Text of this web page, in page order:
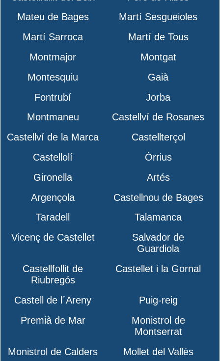
Mateu de Bages
Martí Sesgueioles
Martí Sarroca
Martí de Tous
Montmajor
Montgat
Montesquiu
Gaià
Fontrubí
Jorba
Montmaneu
Castellví de Rosanes
Castellví de la Marca
Castellterçol
Castellolí
Òrrius
Gironella
Artés
Argençola
Castellnou de Bages
Taradell
Talamanca
Vicenç de Castellet
Salvador de
Guardiola
Castellfollit de
Riubregós
Castellet i la Gornal
Castell de l´Areny
Puig-reig
Premià de Mar
Monistrol de
Montserrat
Monistrol de Calders
Mollet del Vallès